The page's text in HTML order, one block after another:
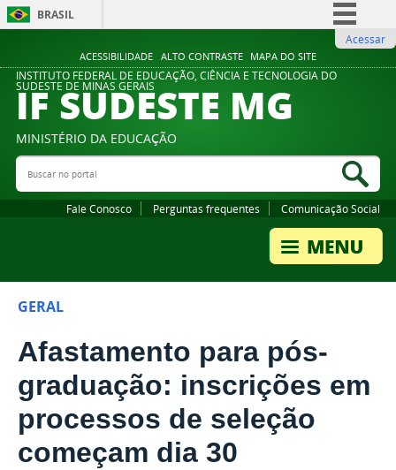
ACESSIBILIDADE ALTO CONTRASTE MAPA DO SITE
BRASIL
Comunica BR
Participe
Legislação
Acessar
INSTITUTO FEDERAL DE EDUCAÇÃO, CIÊNCIA E TECNOLOGIA DO
SUDESTE DE MINAS GERAIS
IF SUDESTE MG
MINISTÉRIO DA EDUCAÇÃO
Buscar no portal
Fale Conosco Perguntas frequentes Comunicação Social
GERAL
Afastamento para pós-
graduação: inscrições em
processos de seleção
começam dia 30